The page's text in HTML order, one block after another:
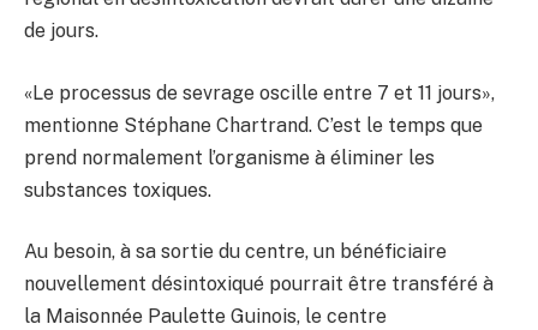
de jours.
«Le processus de sevrage oscille entre 7 et 11 jours»,
mentionne Stéphane Chartrand. C’est le temps que
prend normalement l’organisme à éliminer les
substances toxiques.
Au besoin, à sa sortie du centre, un bénéficiaire
nouvellement désintoxiqué pourrait être transféré à
la Maisonnée Paulette Guinois, le centre